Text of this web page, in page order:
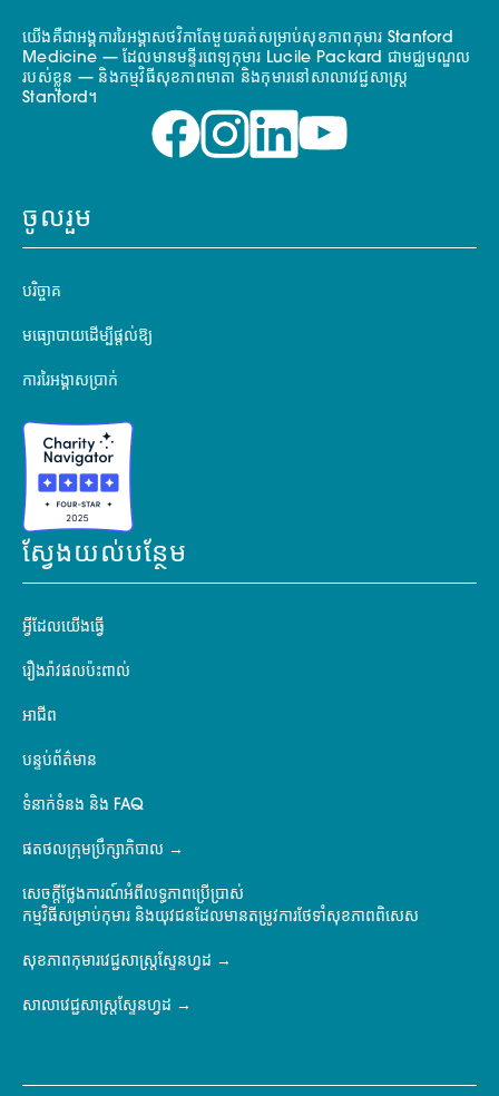
យើងគឺជាអង្គការរៃអង្គាសថវិកាតែមួយគត់សម្រាប់សុខភាពកុមារ Stanford
Medicine — ដែលមានមន្ទីរពេទ្យកុមារ Lucile Packard ជាមជ្ឈមណ្ឌល
របស់ខ្លួន — និងកម្មវិធីសុខភាពមាតា និងកុមារនៅសាលាវេជ្ជសាស្ត្រ
Stanford។
ចូលរួម
បរិច្ចាគ
មធ្យោបាយដើម្បីផ្តល់ឱ្យ
ការរៃអង្គាសប្រាក់
ស្វែងយល់បន្ថែម
អ្វីដែលយើងធ្វើ
រឿងរ៉ាវផលប៉ះពាល់
អាជីព
បន្ទប់ព័ត៌មាន
ទំនាក់ទំនង និង FAQ
ផតថលក្រុមប្រឹក្សាភិបាល
សេចក្តីថ្លែងការណ៍អំពីលទ្ធភាពប្រើប្រាស់
កម្មវិធីសម្រាប់កុមារ និងយុវជនដែលមានតម្រូវការថែទាំសុខភាពពិសេស
សុខភាពកុមារវេជ្ជសាស្ត្រស្ទែនហ្វដ
សាលាវេជ្ជសាស្ត្រស្ទែនហ្វដ